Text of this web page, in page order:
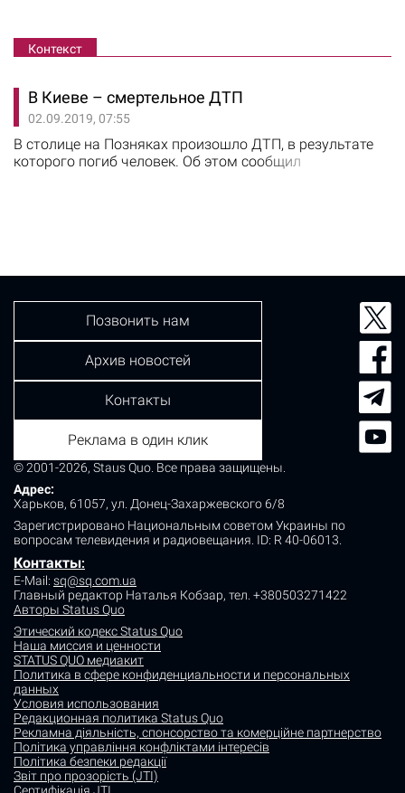
Контекст
В Киеве – смертельное ДТП
02.09.2019, 07:55
В столице на Позняках произошло ДТП, в результате
которого погиб человек. Об этом сообщил
© 2001-2026, Staus Quo. Все права защищены.
Адрес:
Харьков, 61057, ул. Донец-Захаржевского 6/8
Зарегистрировано Национальным советом Украины по
вопросам телевидения и радиовещания. ID: R 40-06013.
Контакты:
E-Mail: sq@sq.com.ua
Главный редактор Наталья Кобзар, тел. +380503271422
Авторы Status Quo
Этический кодекс Status Quo
Наша миссия и ценности
STATUS QUO медиакит
Политика в сфере конфиденциальности и персональных
данных
Условия использования
Редакционная политика Status Quo
Рекламна діяльність, спонсорство та комерційне партнерство
Політика управління конфліктами інтересів
Політика безпеки редакції
Звіт про прозорість (JTI)
Позвонить нам
Архив новостей
Контакты
Реклама в один клик